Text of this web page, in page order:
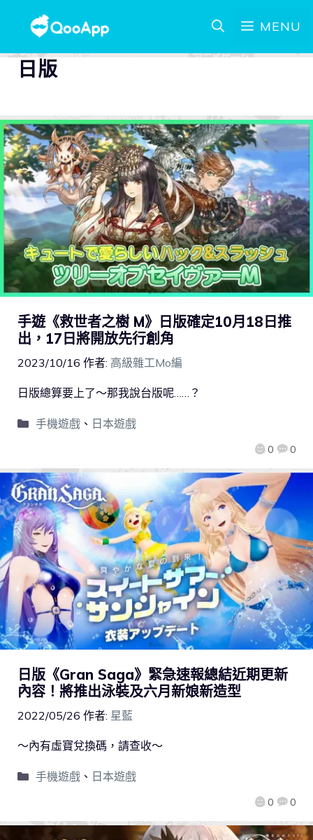
MENU
日版
手遊《救世者之樹 M》日版確定10月18日推
出，17日將開放先行創角
2023/10/16 作者: 高級雜工Mo編
0 0
日版總算要上了～那我說台版呢……？
手機遊戲、 日本遊戲
日版《Gran Saga》緊急速報總結近期更新
內容！將推出泳裝及六月新娘新造型
2022/05/26 作者: 星藍
0 0
～內有虛寶兌換碼，請查收～
手機遊戲、 日本遊戲